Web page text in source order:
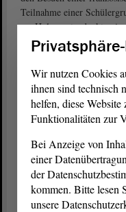
Teilnahme einer
am Holocaustgedenktag
Januar 2017 nahm im
Projekten und
Orléans und Pithiviers teil.
Im Mittelpunkt des
der pädagogischen
Weltkriegs und die
Schulen wirken dabei
jüdischer und Roma-
mit. In Sachsen-Anhalt
Ministerium für Bildung
Bildung beteiligt.
Wir nutzen Cookies
ihnen sind technisch
helfen, diese Website
Funktionalitäten zur
Bei Anzeige von
einer
der
kommen. Bitte lesen
unsere